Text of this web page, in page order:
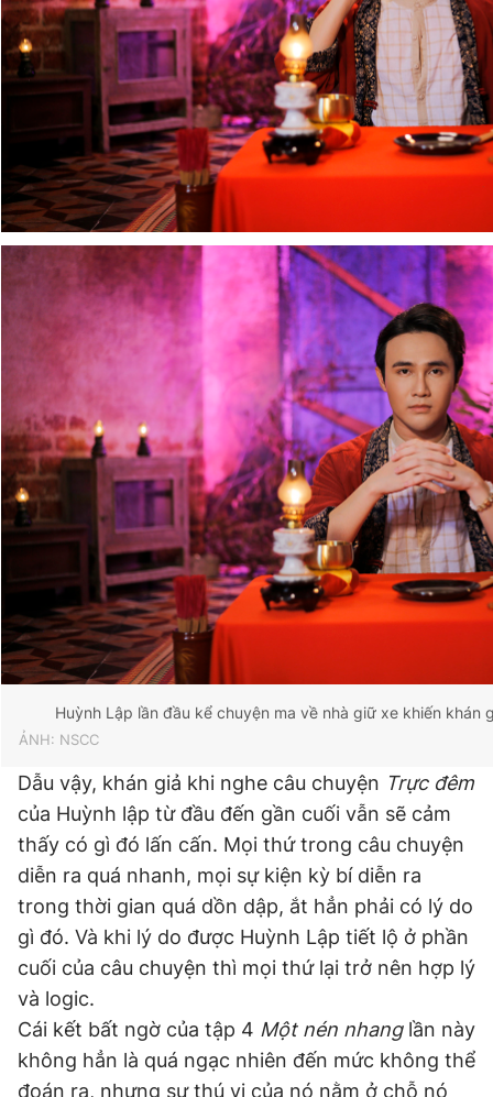
Huỳnh Lập lần đầu kể chuyện ma về nhà giữ xe khiến khán
ẢNH: NSCC
Dẫu vậy, khán giả khi nghe câu chuyện Trực đêm
của Huỳnh lập từ đầu đến gần cuối vẫn sẽ cảm
thấy có gì đó lấn cấn. Mọi thứ trong câu chuyện
diễn ra quá nhanh, mọi sự kiện kỳ bí diễn ra
trong thời gian quá dồn dập, ắt hẳn phải có lý do
gì đó. Và khi lý do được Huỳnh Lập tiết lộ ở phần
cuối của câu chuyện thì mọi thứ lại trở nên hợp lý
và logic.
Cái kết bất ngờ của tập 4 Một nén nhanglần này
không hẳn là quá ngạc nhiên đến mức không thể
đoán ra, nhưng sự thú vị của nó nằm ở chỗ nó